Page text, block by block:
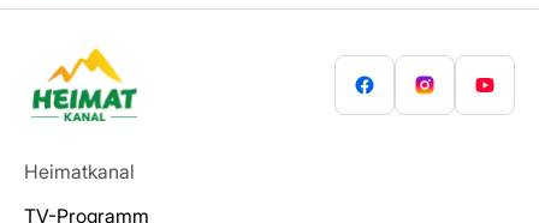
Heimatkanal
TV-Programm